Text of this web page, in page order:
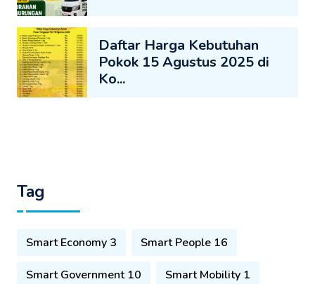
Daftar Harga Kebutuhan
Pokok 15 Agustus 2025 di
Ko...
Tag
Smart Economy 3 Smart People 16
Smart Government 10 Smart Mobility 1